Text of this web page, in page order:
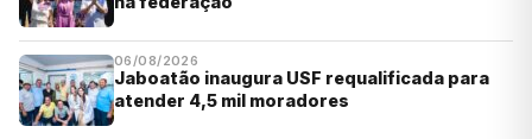
06/08/2026
Jaboatão inaugura USF requalificada para
atender 4,5 mil moradores